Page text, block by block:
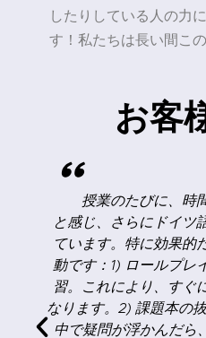
したりしている人の力
す！私たちは長い間こ
お客
" 授業のたびに、時
と感じ、さらにドイツ
ています。特に効果的
動です：1) ロールプレ
習。これにより、すぐ
なります。2) 課題本の
中で疑問が浮かんだら